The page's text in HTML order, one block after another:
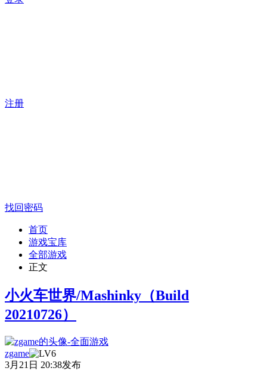
注册
找回密码
首页
游戏宝库
全部游戏
正文
小火车世界/Mashinky（Build
20210726）
zgame
3月21日 20:38发布